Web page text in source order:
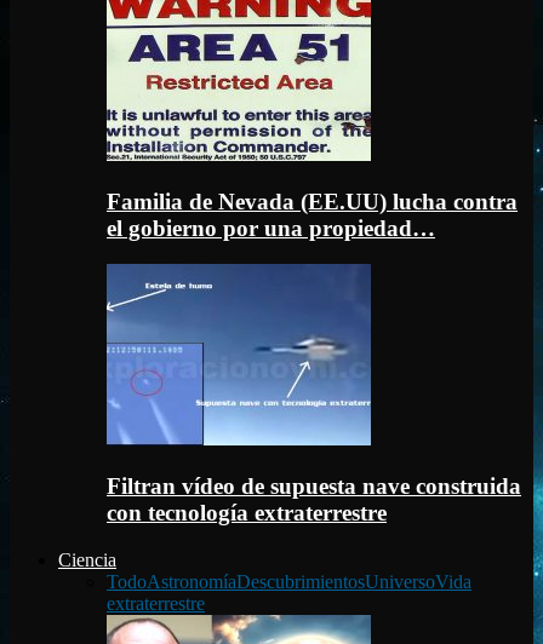
Familia de Nevada (EE.UU) lucha contra
el gobierno por una propiedad…
Filtran vídeo de supuesta nave construida
con tecnología extraterrestre
Ciencia
TodoAstronomíaDescubrimientosUniversoVida
extraterrestre